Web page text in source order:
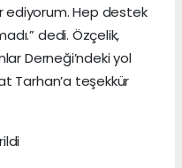
Hep destek
dedi. Özçelik,
Derneği’ndeki yol
Tarhan’a teşekkür